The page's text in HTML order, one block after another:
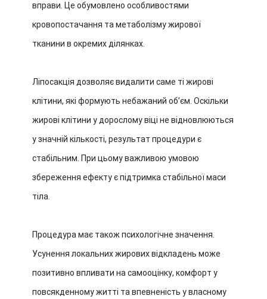
вправи. Це обумовлено особливостями
кровопостачання та метаболізму жирової
тканини в окремих ділянках.
Ліпосакція дозволяє видалити саме ті жирові
клітини, які формують небажаний об’єм. Оскільки
жирові клітини у дорослому віці не відновлюються
у значній кількості, результат процедури є
стабільним. При цьому важливою умовою
збереження ефекту є підтримка стабільної маси
тіла.
Процедура має також психологічне значення.
Усунення локальних жирових відкладень може
позитивно впливати на самооцінку, комфорт у
повсякденному житті та впевненість у власному